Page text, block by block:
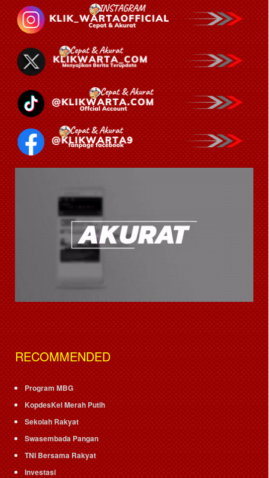
RECOMMENDED
Program MBG
KopdesKel Merah Putih
Sekolah Rakyat
Swasembada Pangan
TNI Bersama Rakyat
Investasi